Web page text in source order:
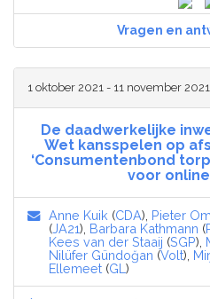
Vragen en
1 oktober 2021 - 11 november 2021
De daadwerkelijke
Wet kansspelen op
‘Consumentenbond
voor online
Anne Kuik (CDA), Pieter
(JA21), Barbara Kathmann (
Kees van der Staaij (SGP),
Nilüfer Gündoğan (Volt),
Ellemeet (GL )